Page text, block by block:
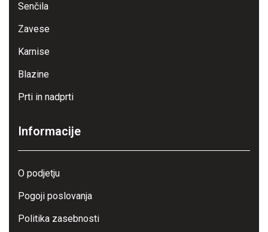
Senčila
Zavese
Karnise
Blazine
Prti in nadprti
Informacije
O podjetju
Pogoji poslovanja
Politika zasebnosti